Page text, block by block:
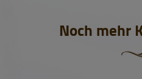
Noch mehr